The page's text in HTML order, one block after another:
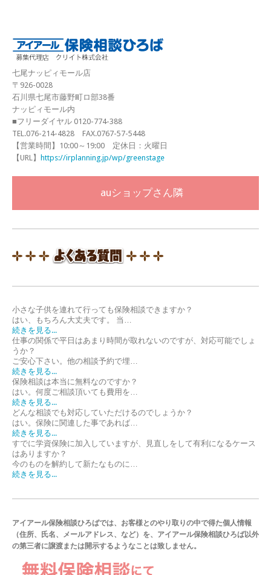
七尾ナッピィモール店
〒926-0028
石川県七尾市藤野町ロ部38番
ナッピィモール内
■フリーダイヤル 0120-774-388
TEL.076-214-4828 FAX.0767-57-5448
【営業時間】10:00～19:00 定休日：火曜日
【URL】
https://irplanning.jp/wp/greenstage
auショップさん隣
小さな子供を連れて行っても保険相談できますか？
はい、もちろん大丈夫です。 当…
続きを見る...
仕事の関係で平日はあまり時間が取れないのですが、対応可能でしょ
うか？
ご安心下さい。他の相談予約で埋…
続きを見る...
保険相談は本当に無料なのですか？
はい。何度ご相談頂いても費用を…
続きを見る...
どんな相談でも対応していただけるのでしょうか？
はい。保険に関連した事であれば…
続きを見る...
すでに学資保険に加入していますが、見直しをして有利になるケース
はありますか？
今のものを解約して新たなものに…
続きを見る...
アイアール保険相談ひろばでは、お客様とのやり取りの中で得た個人情報
（住所、氏名、メールアドレス、など）を、アイアール保険相談ひろば以外
の第三者に譲渡または開示するようなことは致しません。